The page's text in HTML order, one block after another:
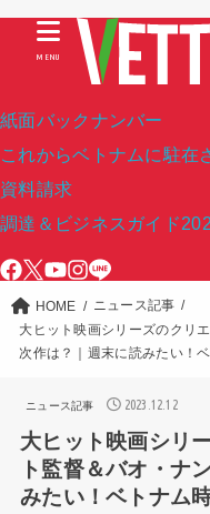
紙面バックナンバー
これからベトナムに駐在
資料請求
調達＆ビジネスガイド
MENU
HOME
ニュース記事
大ヒット映画シリーズのクリ
次作は？｜週末に読みたい！
ニュース記事 2023.12.12
大ヒット映画シリ
ト監督＆バオ・ナ
みたい！ベトナム